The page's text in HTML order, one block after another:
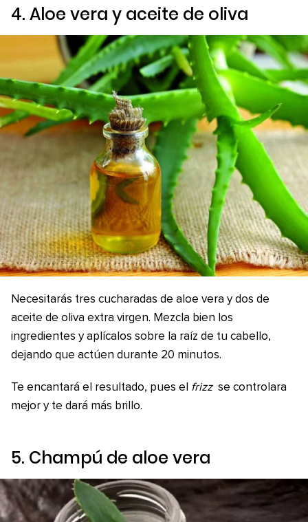
4. Aloe vera y aceite de oliva
Necesitarás tres cucharadas de aloe vera y dos de
aceite de oliva extra virgen. Mezcla bien los
ingredientes y aplícalos sobre la raíz de tu cabello,
dejando que actúen durante 20 minutos.
Te encantará el resultado, pues el frizz se controlara
mejor y te dará más brillo.
5. Champú de aloe vera